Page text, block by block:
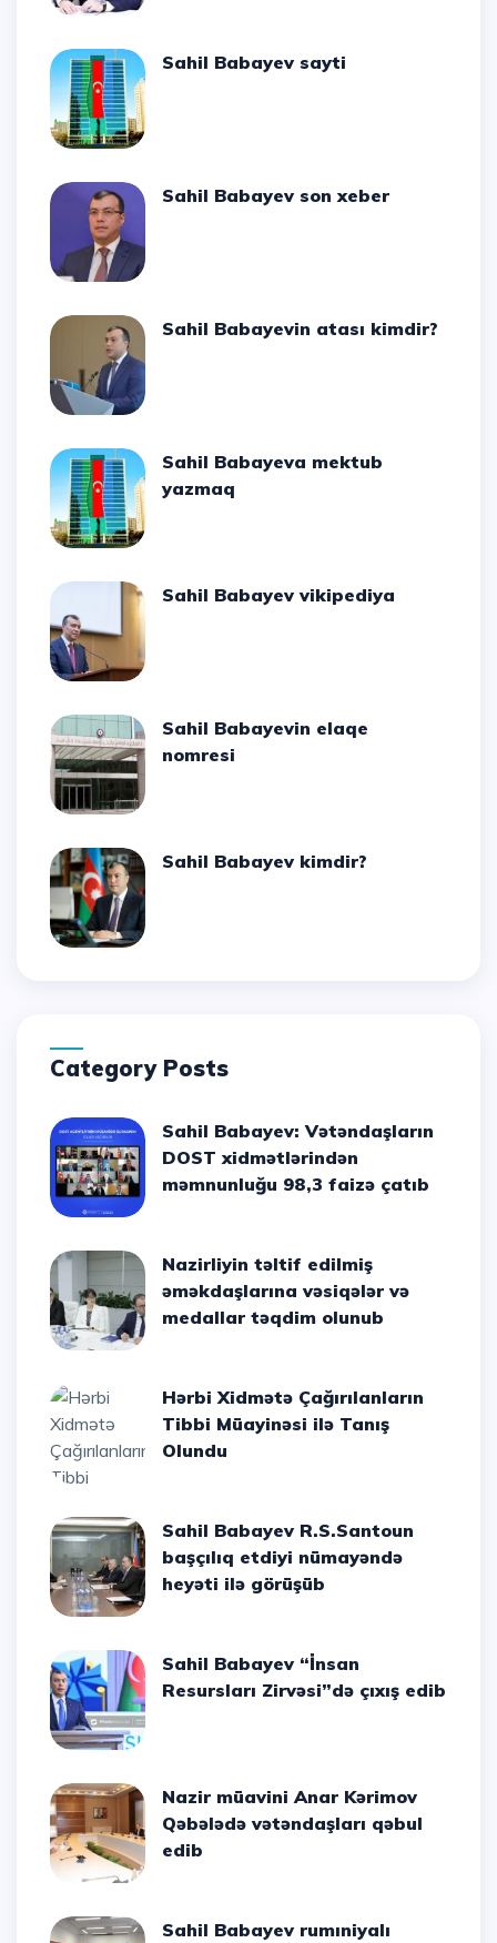
Sahil Babayev sayti
Sahil Babayev son xeber
Sahil Babayevin atası kimdir?
Sahil Babayeva mektub
yazmaq
Sahil Babayev vikipediya
Sahil Babayevin elaqe
nomresi
Sahil Babayev kimdir?
Category Posts
Sahil Babayev: Vətəndaşların
DOST xidmətlərindən
məmnunluğu 98,3 faizə çatıb
Nazirliyin təltif edilmiş
əməkdaşlarına vəsiqələr və
medallar təqdim olunub
Hərbi Xidmətə Çağırılanların
Tibbi Müayinəsi ilə Tanış
Olundu
Sahil Babayev R.S.Santoun
başçılıq etdiyi nümayəndə
heyəti ilə görüşüb
Sahil Babayev “İnsan
Resursları Zirvəsi”də çıxış edib
Nazir müavini Anar Kərimov
Qəbələdə vətəndaşları qəbul
edib
Sahil Babayev rumıniyalı